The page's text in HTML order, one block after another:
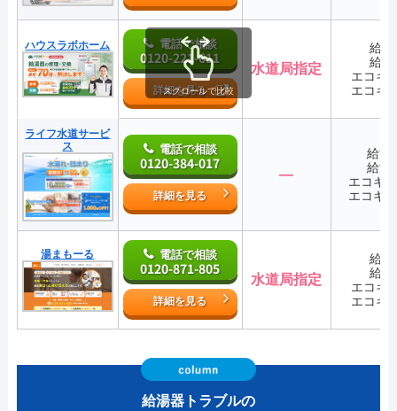
ハウスラボホーム 電話で相談
0120-221-611
詳細を見る
水道局指定
給
給
エコキ
エコキ
ライフ水道サービ
ス
電話で相談
0120-384-017
詳細を見る
―
給湯
給湯
エコキ
エコキ
湯まもーる 電話で相談
0120-871-805
詳細を見る
水道局指定
給
給
エコキ
エコキ
スクロールで比較
給湯器トラブルの